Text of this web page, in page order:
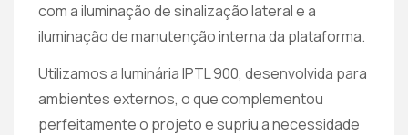
com a iluminação de sinalização lateral e a
iluminação de manutenção interna da plataforma.
Utilizamos a luminária IPTL 900, desenvolvida para
ambientes externos, o que complementou
perfeitamente o projeto e supriu a necessidade